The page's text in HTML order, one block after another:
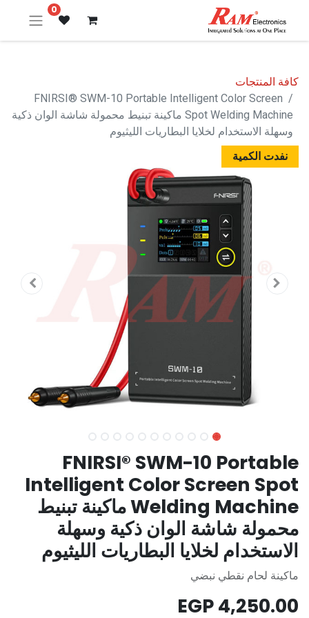
0
كافة المنتجات
FNIRSI® SWM-10 Portable Intelligent Color Screen
Spot Welding Machine ماكينة تبنيط محمولة شاشة الوان ذكية
وسهلة الاستخدام لخلايا البطاريات الليثيوم
نفدت الكمية
FNIRSI® SWM-10 Portable
Intelligent Color Screen Spot
Welding Machine ماكينة تبنيط
محمولة شاشة الوان ذكية وسهلة
الاستخدام لخلايا البطاريات الليثيوم
ماكينة لحام نقطي نبضي
4,250.00